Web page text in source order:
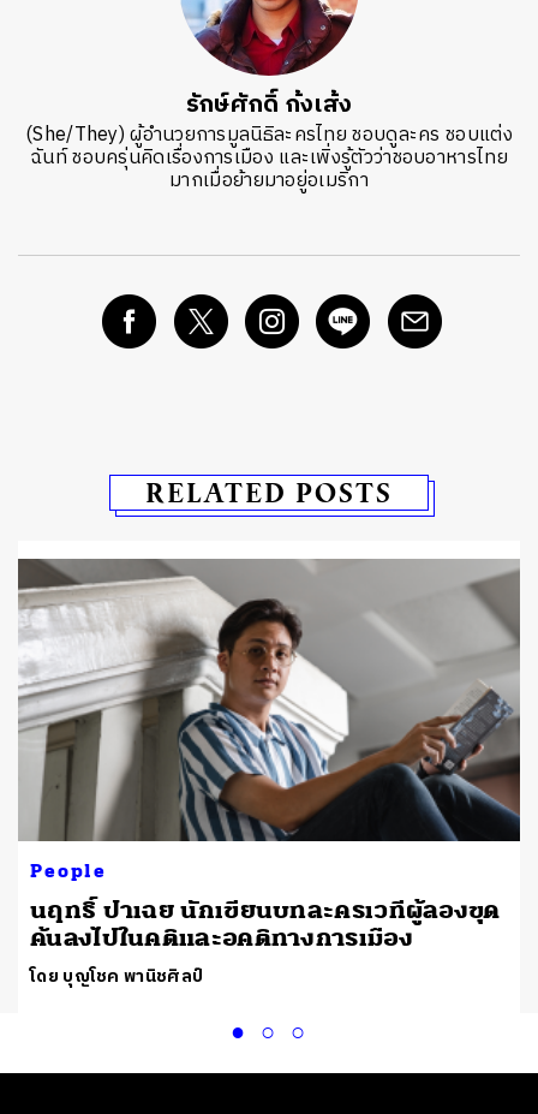
รักษ์ศักดิ์ ก้งเส้ง
(She/They) ผู้อำนวยการมูลนิธิละครไทย ชอบดูละคร ชอบแต่ง
ฉันท์ ชอบครุ่นคิดเรื่องการเมือง และเพิ่งรู้ตัวว่าชอบอาหารไทย
มากเมื่อย้ายมาอยู่อเมริกา
RELATED POSTS
People
นฤทธิ์ ปาเฉย นักเขียนบทละครเวทีผู้ลองขุด
ค้นลงไปในคติและอคติทางการเมือง
โดย บุญโชค พานิชศิลป์